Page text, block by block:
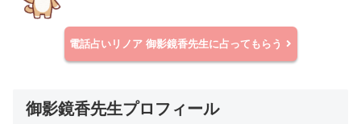
電話占いリノア 御影鏡香先生に占ってもらう
御影鏡香先生プロフィール